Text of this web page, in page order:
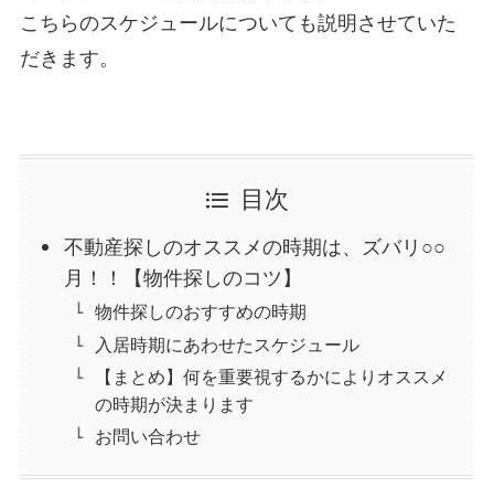
こちらのスケジュールについても説明させていた
だきます。
目次
不動産探しのオススメの時期は、ズバリ○○
月！！【物件探しのコツ】
物件探しのおすすめの時期
入居時期にあわせたスケジュール
【まとめ】何を重要視するかによりオススメ
の時期が決まります
お問い合わせ